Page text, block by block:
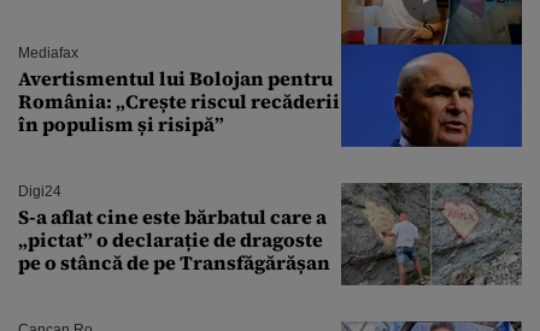
Mediafax
Avertismentul lui Bolojan pentru
România: „Crește riscul recăderii
în populism și risipă”
Digi24
S-a aflat cine este bărbatul care a
„pictat” o declarație de dragoste
pe o stâncă de pe Transfăgărășan